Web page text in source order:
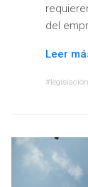
del
Leer
legislación